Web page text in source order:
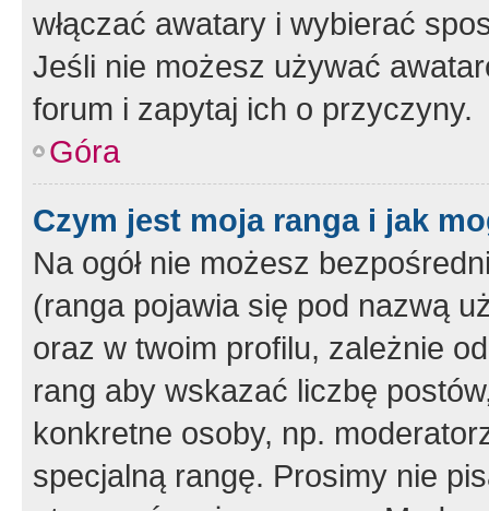
włączać awatary i wybierać
Jeśli nie możesz używać
forum i zapytaj ich o przyczyny.
Góra
Czym jest moja ranga i jak
Na ogół nie możesz
(ranga pojawia się pod nazwą
oraz w twoim profilu, zależnie
rang aby wskazać liczbę
konkretne osoby, np.
specjalną rangę. Prosimy nie